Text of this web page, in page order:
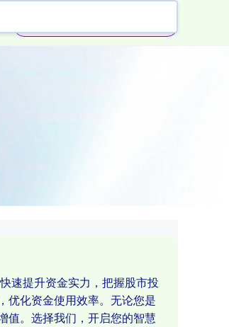
速提升资金实力，把握股市投
优化资金使用效率。无论您是
值。选择我们，开启您的智慧